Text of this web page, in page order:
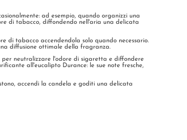
ad esempio, quando organizzi una
di tabacco, diffondendo nell'aria una delicata
di tabacco accendendola solo quando necessario.
diffusione ottimale della fragranza.
per neutralizzare l'odore di sigaretta e diffondere
all'eucalipto Durance: le sue note fresche,
accendi la candela e goditi una delicata